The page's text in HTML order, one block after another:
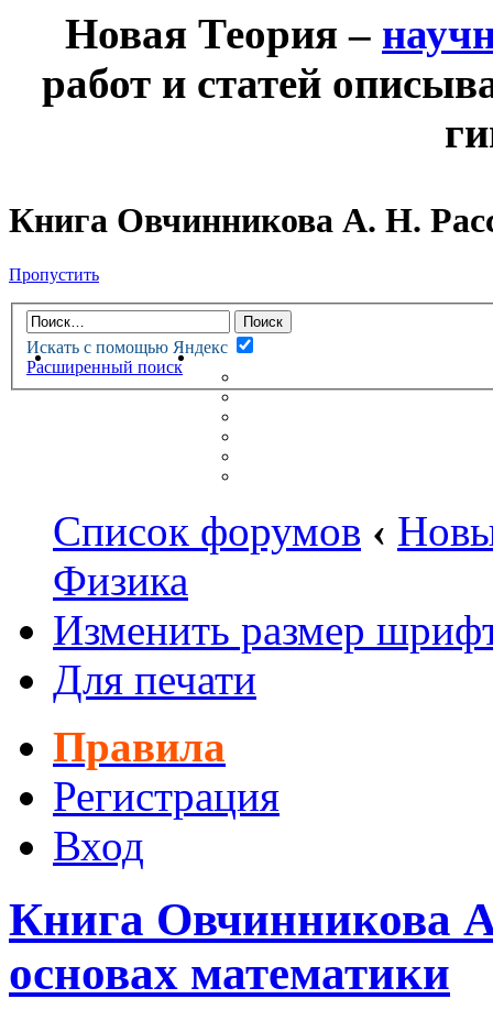
Новая Теория –
работ и статей
Книга Овчинникова А. Н.
Пропустить
Искать с помощью Яндекс
Расширенный поиск
НОВАЯ ТЕОРИЯФОРУМ
НЕПРОЧИТАННЫЕ
Список форумов ‹
Физика
Изменить размер
Для печати
Правила
Регистрация
Вход
Книга Овчинникова
основах математики